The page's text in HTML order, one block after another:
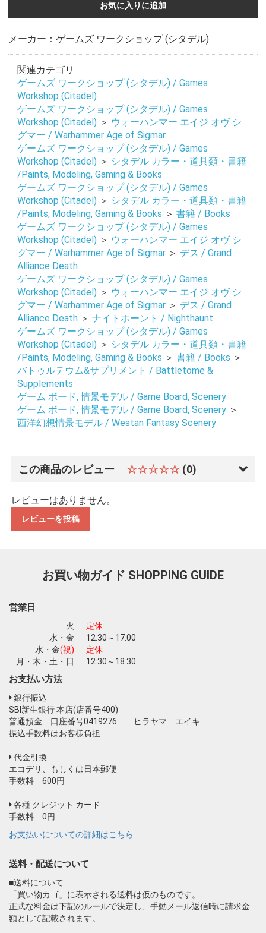
お買い物を続ける カートへ進む
お気に入りに追加
メーカー：ゲームズ ワークショップ (シタデル)
関連カテゴリ
ゲームズ ワークショップ (シタデル) / Games
Workshop (Citadel)
ゲームズ ワークショップ (シタデル) / Games
Workshop (Citadel) ＞ ウォーハンマー エイジ オヴ シ
グマー / Warhammer Age of Sigmar
ゲームズ ワークショップ (シタデル) / Games
Workshop (Citadel) ＞ シタデル カラー・道具類・書籍
/Paints, Modeling, Gaming & Books
ゲームズ ワークショップ (シタデル) / Games
Workshop (Citadel) ＞ シタデル カラー・道具類・書籍
/Paints, Modeling, Gaming & Books ＞ 書籍 / Books
ゲームズ ワークショップ (シタデル) / Games
Workshop (Citadel) ＞ ウォーハンマー エイジ オヴ シ
グマー / Warhammer Age of Sigmar ＞ デス / Grand
Alliance Death
ゲームズ ワークショップ (シタデル) / Games
Workshop (Citadel) ＞ ウォーハンマー エイジ オヴ シ
グマー / Warhammer Age of Sigmar ＞ デス / Grand
Alliance Death ＞ ナイトホーント / Nighthaunt
ゲームズ ワークショップ (シタデル) / Games
Workshop (Citadel) ＞ シタデル カラー・道具類・書籍
/Paints, Modeling, Gaming & Books ＞ 書籍 / Books ＞
バトゥルテウム&サプリメント / Battletome &
Supplements
ゲーム ボード, 情景モデル / Game Board, Scenery
ゲーム ボード, 情景モデル / Game Board, Scenery ＞
西洋幻想情景モデル / Westan Fantasy Scenery
この商品のレビュー ☆☆☆☆☆ (0)
レビューはありません。
レビューを投稿
お買い物ガイド SHOPPING GUIDE
営業日
火
定休
水・金
12:30～17:00
水・金(祝)
定休
月・木・土・日
12:30～18:30
お支払い方法
銀行振込
SBI新生銀行 本店(店番号400)
普通預金 口座番号0419276 ヒラヤマ エイキ
振込手数料はお客様負担
代金引換
エコデリ、もしくは日本郵便
手数料 600円
各種 クレジット カード
手数料 0円
お支払いについての詳細はこちら
送料・配送について
■送料について
「買い物カゴ」に表示される送料は仮のものです。
正式な料金は下記のルールで決定し、手動メール返信時に請求金
額として記載されます。